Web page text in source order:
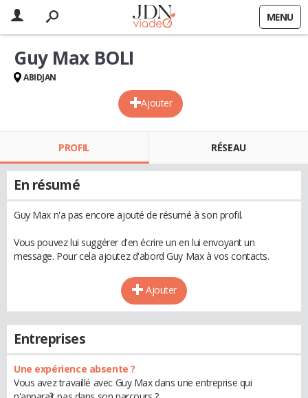
MENU
Ajouter
Guy Max BOLI
ABIDJAN
PROFIL RÉSEAU
En résumé
Guy Max n'a pas encore ajouté de résumé à son profil.
Vous pouvez lui suggérer d'en écrire un en lui envoyant un
message. Pour cela ajoutez d'abord Guy Max à vos contacts.
Ajouter
Entreprises
Une expérience absente ?
Vous avez travaillé avec Guy Max dans une entreprise qui